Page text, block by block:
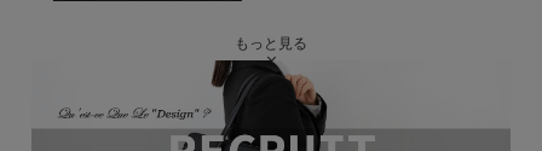
もっと見る